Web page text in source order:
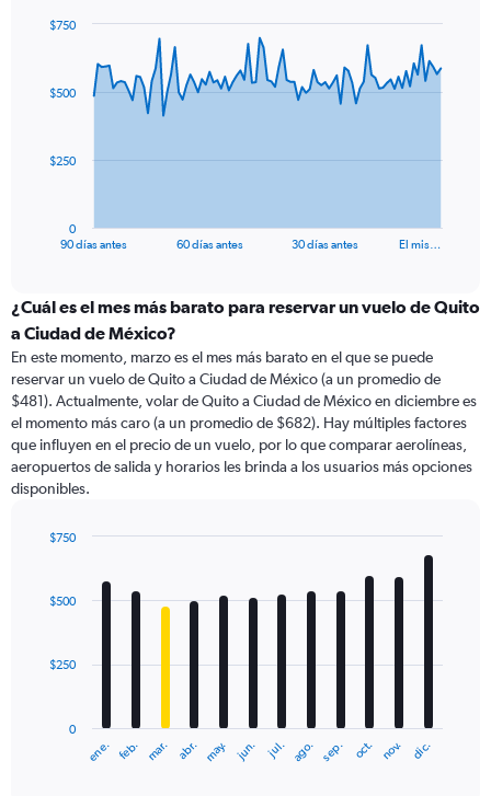
data
The
categories.
Range:
categories.
The
chart
has
1
Y
axis
values.
to
90 días antes 60 días antes 30 días antes El mis…
0
$250
$500
$750
¿Cuál es el mes más barato para reservar un vuelo de Quito
a Ciudad de México?
En este momento, marzo es el mes más barato en el que se puede
reservar un vuelo de Quito a Ciudad de México (a un promedio de
$481). Actualmente, volar de Quito a Ciudad de México en diciembre es
el momento más caro (a un promedio de $682). Hay múltiples factores
que influyen en el precio de un vuelo, por lo que comparar aerolíneas,
aeropuertos de salida y horarios les brinda a los usuarios más opciones
disponibles.
with
12
The
ene. feb. mar. abr. may. jun. jul. ago. sep. oct. nov. dic.
0
$250
$500
$750